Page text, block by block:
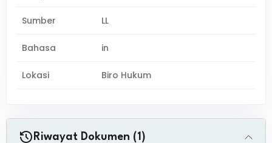
Sumber LL
Bahasa in
Lokasi Biro Hukum
Riwayat Dokumen (1)